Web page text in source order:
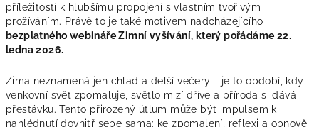
příležitostí k hlubšímu propojení s vlastním tvořivým
prožíváním. Právě to je také motivem nadcházejícího
bezplatného webináře Zimní vyšívání, který pořádáme 22.
ledna 2026.
Zima neznamená jen chlad a delší večery - je to období, kdy
venkovní svět zpomaluje, světlo mizí dříve a příroda si dává
přestávku. Tento přirozený útlum může být impulsem k
nahlédnutí dovnitř sebe sama: ke zpomalení, reflexi a obnově